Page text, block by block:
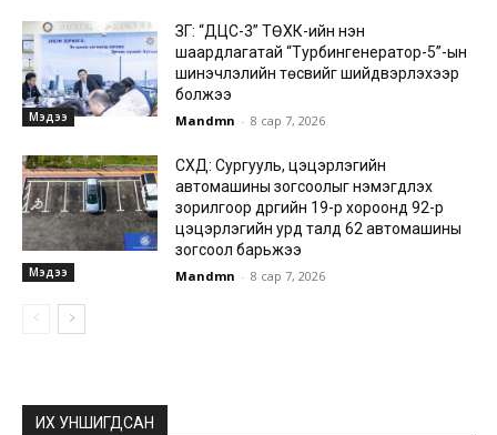
Мэдээ
ЗГ: “ДЦС-3” ТӨХК-ийн нэн
шаардлагатай “Турбингенератор-5”-ын
шинэчлэлийн төсвийг шийдвэрлэхээр
болжээ
Mandmn - 8 сар 7, 2026
Мэдээ
СХД: Сургууль, цэцэрлэгийн
автомашины зогсоолыг нэмэгдүүлэх
зорилгоор дүүргийн 19-р хороонд 92-р
цэцэрлэгийн урд талд 62 автомашины
зогсоол барьжээ
Mandmn - 8 сар 7, 2026
ИХ УНШИГДСАН